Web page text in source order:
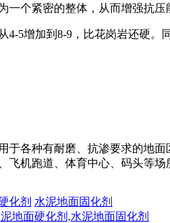
一个紧密的整体，从而增强抗压
4-5增加到8-9，比花岗岩还硬
于各种有耐磨、抗渗要求的地
飞机跑道、体育中心、码头等
化剂 水泥地面固化剂
地面硬化剂,水泥地面固化剂